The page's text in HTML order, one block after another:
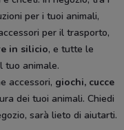
per i tuoi animali,
per il trasporto,
in silicio, e tutte le
tuo animale.
accessori, giochi, cucce
dei tuoi animali. Chiedi
sarà lieto di aiutarti.